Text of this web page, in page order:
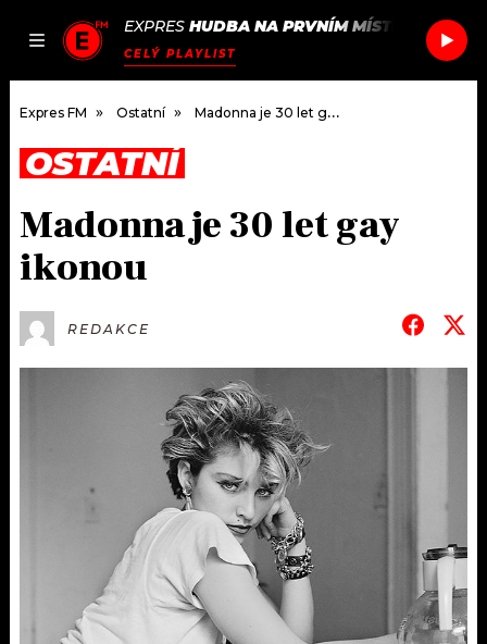
JAK
SEZNAM.CZ
EXPRES HUDBA NA PRVNÍM MÍSTĚ
CELÝ PLAYLIST
DOMŮ
ČLÁNKY
HUDBA
#NEBUDUDOMA
KALENDÁŘ
JAK NALADIT
PROGRAM
JAK NALADIT
Expres FM Ostatní Madonna je 30 let gay ikonou
OSTATNÍ
Madonna je 30 let gay
ikonou
REDAKCE